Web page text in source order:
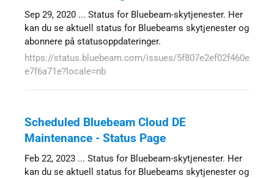
Sep 29, 2020 ... Status for Bluebeam-skytjenester. Her
kan du se aktuell status for Bluebeams skytjenester og
abonnere på statusoppdateringer.
https://status.bluebeam.com/issues/5f807e2ef02f460e
e7f6a71e?locale=nb
Scheduled Bluebeam Cloud DE
Maintenance - Status Page
Feb 22, 2023 ... Status for Bluebeam-skytjenester. Her
kan du se aktuell status for Bluebeams skytjenester og